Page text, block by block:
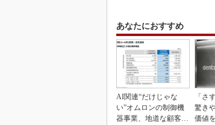
あなたにおすすめ
AI関連“だけじゃな
い”オムロンの制御機
器事業、地道な顧客基
「さ
驚き
価値